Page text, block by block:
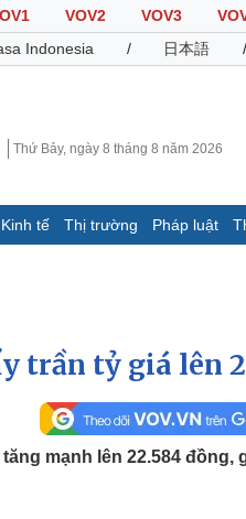
VOV2 VOV3
Indonesia / 日本語 /
Thứ Bảy, ngày 8 tháng 8 năm 2026
Kinh tế Thị trường Pháp luật
Hồ sơ
Thể thao
trần tỷ giá lên
mạnh lên 22.584